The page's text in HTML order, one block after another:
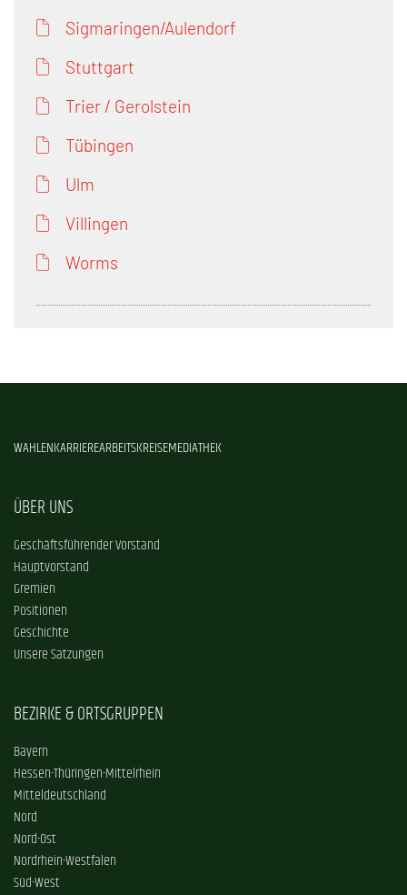
Sigmaringen/Aulendorf
Stuttgart
Trier / Gerolstein
Tübingen
Ulm
Villingen
Worms
WAHLENKARRIEREARBEITSKREISEMEDIATHEK
ÜBER UNS
Geschäftsführender Vorstand
Hauptvorstand
Gremien
Positionen
Geschichte
Unsere Satzungen
BEZIRKE & ORTSGRUPPEN
Bayern
Hessen-Thüringen-Mittelrhein
Mitteldeutschland
Nord
Nord-Ost
Nordrhein-Westfalen
Süd-West